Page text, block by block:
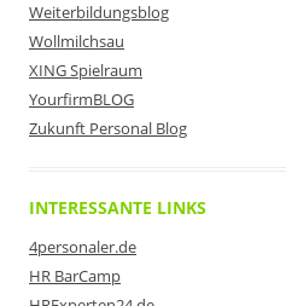
Weiterbildungsblog
Wollmilchsau
XING Spielraum
YourfirmBLOG
Zukunft Personal Blog
INTERESSANTE LINKS
4personaler.de
HR BarCamp